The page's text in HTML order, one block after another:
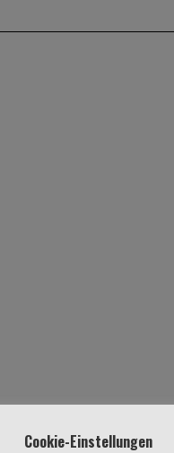
Cookie-Einstellungen